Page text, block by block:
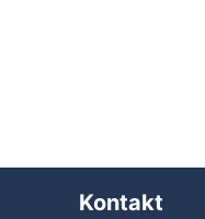
Kontakt